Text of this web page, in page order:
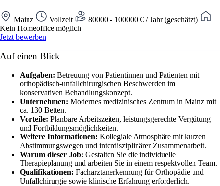
Mainz Vollzeit
80000 - 100000 € / Jahr (geschätzt)
Kein Homeoffice möglich
Jetzt bewerben
Auf einen Blick
Aufgaben: Betreuung von Patientinnen und Patienten mit
orthopädisch-unfallchirurgischen Beschwerden im
konservativen Behandlungskonzept.
Unternehmen: Modernes medizinisches Zentrum in Mainz mit
ca. 130 Betten.
Vorteile: Planbare Arbeitszeiten, leistungsgerechte Vergütung
und Fortbildungsmöglichkeiten.
Weitere Informationen: Kollegiale Atmosphäre mit kurzen
Abstimmungswegen und interdisziplinärer Zusammenarbeit.
Warum dieser Job: Gestalten Sie die individuelle
Therapieplanung und arbeiten Sie in einem respektvollen Team.
Qualifikationen: Facharztanerkennung für Orthopädie und
Unfallchirurgie sowie klinische Erfahrung erforderlich.